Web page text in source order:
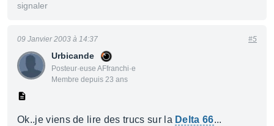
signaler
Urbicande
Posteur·euse AFfranchi·e
Membre depuis 23 ans
09 Janvier 2003 à 14:37 #5
Ok..je viens de lire des trucs sur la Delta 66...